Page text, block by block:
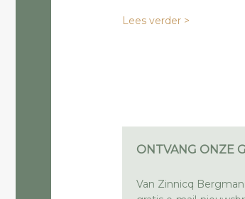
Lees verder >
ONTVANG ONZE
Van Zinnicq